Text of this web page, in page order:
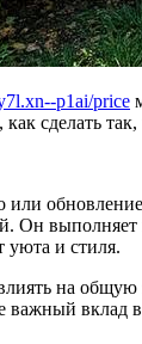
p1ai/price
как сделать
или
Он
уюта и стиля.
на
важный вклад